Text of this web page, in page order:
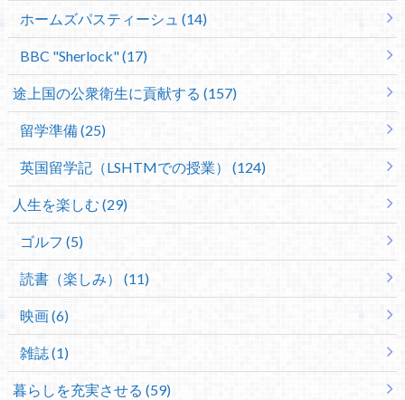
ホームズパスティーシュ (14)
BBC "Sherlock" (17)
途上国の公衆衛生に貢献する (157)
留学準備 (25)
英国留学記（LSHTMでの授業） (124)
人生を楽しむ (29)
ゴルフ (5)
読書（楽しみ） (11)
映画 (6)
雑誌 (1)
暮らしを充実させる (59)